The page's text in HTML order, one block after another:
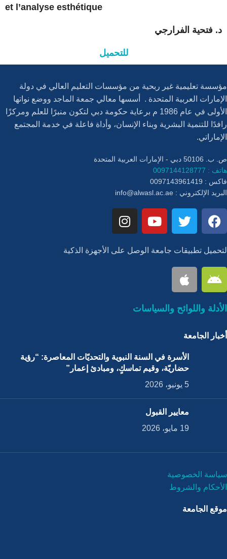
et l’analyse esthétique
د. فتحية الفرارجي
للتحميل
مؤسسة تعليمية غير ربحية من مؤسسات التعليم العالي في دولة
الإمارات العربية المتحدة . أسسها معالي جمعة الماجد ووضع نواتها
الأولى في عام 1986 م برعاية حكومة دبي لتكون منبرًا للعلم ومركزًا
رافدًا للتنمية البشرية وبناء الإنسان، وأداة فاعلة في خدمة المجتمع
الإماراتي.
ص. ب. 50106 دبي - الإمارات العربية المتحدة
هاتف : 0097144128777
فاكس : 0097143961419
البريد الإلكتروني : info@alwasl.ac.ae
لتحميل تطبيقات جامعة الوصل على الأجهزة الذكية
الأدلة واللوائح والسياسات
أخبار الجامعة
الأسرة في السنة النبوية والتحديّات المعاصرة: “رؤية
حضاريّة، وقيم تماسكٍ، ومبادئ إعمار”
5 يونيو، 2026
معايير القبول
19 مايو، 2026
سياسة الخصوصية
الأحكام والشروط
موقع الجامعة